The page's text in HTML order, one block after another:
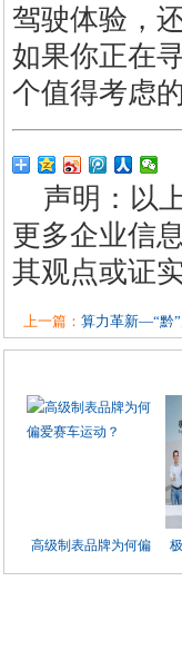
驾驶体验，
如果你正在
个值得考虑的
声明：以
更多企业信
其观点或证
上一篇： 算力革新—“黔”
高级制表品牌为何偏